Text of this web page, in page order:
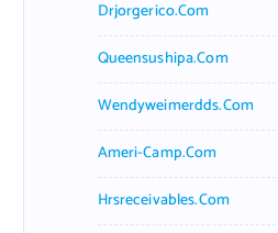
Drjorgerico.com
Queensushipa.com
Wendyweimerdds.com
Ameri-Camp.com
Hrsreceivables.com